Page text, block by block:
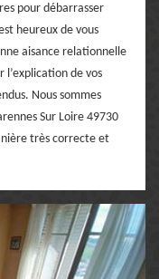
pour débarrasser
heureux de vous
aisance relationnelle
de vos
Nous sommes
Sur Loire 49730
très correcte et